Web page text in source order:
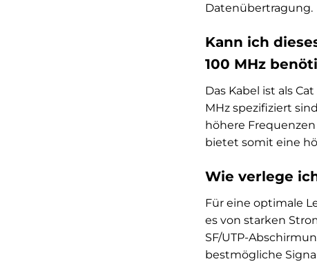
Datenübertragung.
Kann ich
100 MHz
Das Kabel ist als
MHz spezifiziert
höhere
bietet somit eine
Wie verlege
Für eine optimale
es von starken
SF/UTP-
bestmögliche